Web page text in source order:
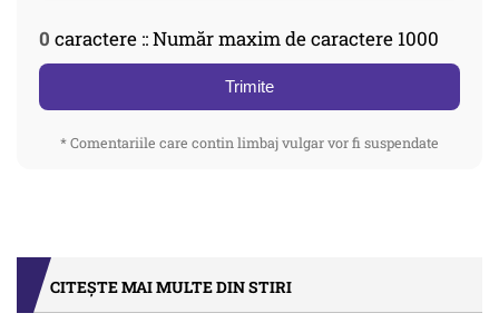
0 caractere :: Număr maxim de caractere 1000
Trimite
* Comentariile care contin limbaj vulgar vor fi suspendate
CITEȘTE MAI MULTE DIN STIRI